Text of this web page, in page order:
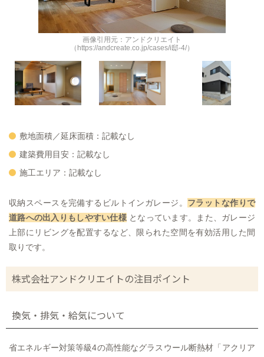
画像引用元：アンドクリエイト
（https://andcreate.co.jp/cases/i邸-4/）
敷地面積／延床面積：記載なし
建築費用目安：記載なし
施工エリア：記載なし
収納スペースを完備するビルトインガレージ。 フラットな作りで
道路への出入りもしやすい仕様 となっています。また、ガレージ
上部にリビングを配置するなど、限られた空間を有効活用した間
取りです。
株式会社アンドクリエイトの注目ポイント
換気・排気・給気について
省エネルギー対策等級4の高性能なグラスウール断熱材「アクリア